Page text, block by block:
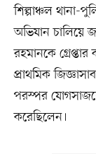
শিল্পাঞ্চল থানা-
অভিযান
রহমানকে
প্রাথমিক
পরস্পর
করেছিলেন।